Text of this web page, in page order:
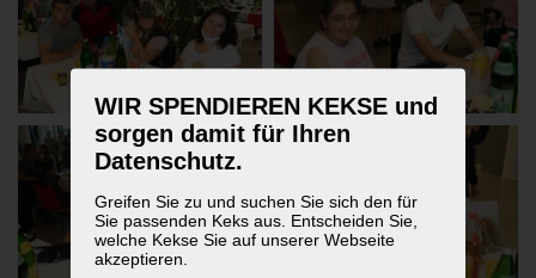
WIR SPENDIEREN KEKSE und
sorgen damit für Ihren
Datenschutz.
Greifen Sie zu und suchen Sie sich den für
Sie passenden Keks aus. Entscheiden Sie,
welche Kekse Sie auf unserer Webseite
akzeptieren.